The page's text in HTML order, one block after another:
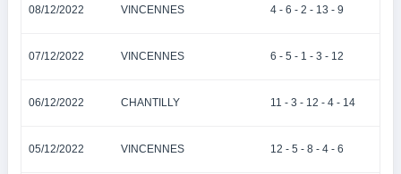
08/12/2022 VINCENNES 4 - 6 - 2 - 13 - 9
07/12/2022 VINCENNES 6 - 5 - 1 - 3 - 12
06/12/2022 CHANTILLY 11 - 3 - 12 - 4 - 14
05/12/2022 VINCENNES 12 - 5 - 8 - 4 - 6